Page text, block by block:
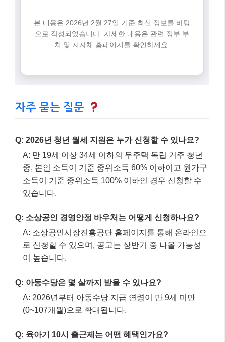
본 내용은 2026년 2월 27일 기준 최신 정보를 바탕
으로 작성되었습니다. 자세한 내용은 관련 정부 부
처 및 지자체 홈페이지를 확인하세요.
자주 묻는 질문
Q: 2026년 청년 월세 지원은 누가 신청할 수 있나요?
A: 만 19세 이상 34세 이하의 무주택 독립 거주 청년
중, 본인 소득이 기준 중위소득 60% 이하이고 원가구
소득이 기준 중위소득 100% 이하인 경우 신청할 수
있습니다.
Q: 소상공인 경영안정 바우처는 어떻게 신청하나요?
A: 소상공인시장진흥공단 홈페이지를 통해 온라인으
로 신청할 수 있으며, 공고는 상반기 중 나올 가능성
이 높습니다.
Q: 아동수당은 몇 살까지 받을 수 있나요?
A: 2026년부터 아동수당 지급 연령이 만 9세 미만
(0~107개월)으로 확대됩니다.
Q: 육아기 10시 출근제는 어떤 혜택인가요?